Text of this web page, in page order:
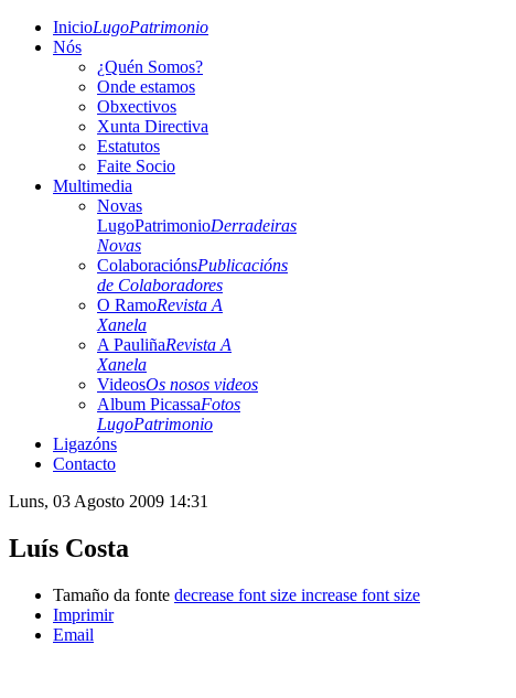
InicioLugoPatrimonio
Nós
¿Quén Somos?
Onde estamos
Obxectivos
Xunta Directiva
Estatutos
Faite Socio
Multimedia
Novas
LugoPatrimonioDerradeiras
Novas
ColaboraciónsPublicacións
de Colaboradores
O RamoRevista A
Xanela
A PauliñaRevista A
Xanela
VideosOs nosos videos
Album PicassaFotos
LugoPatrimonio
Ligazóns
Contacto
Luns, 03 Agosto 2009 14:31
Luís Costa
Tamaño da fonte decrease font size increase font size
Imprimir
Email